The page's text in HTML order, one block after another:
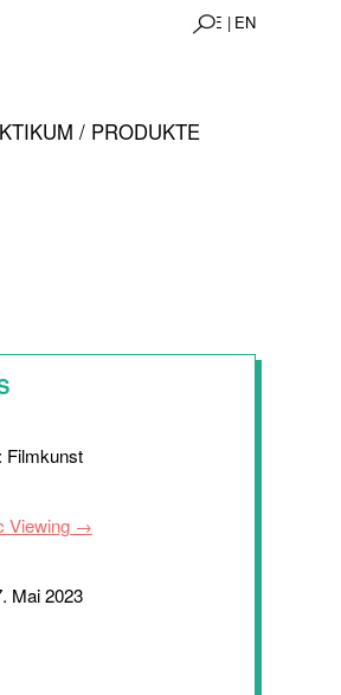
DE | EN
/ PRODUKTE
Filmkunst
Viewing
Mai 2023